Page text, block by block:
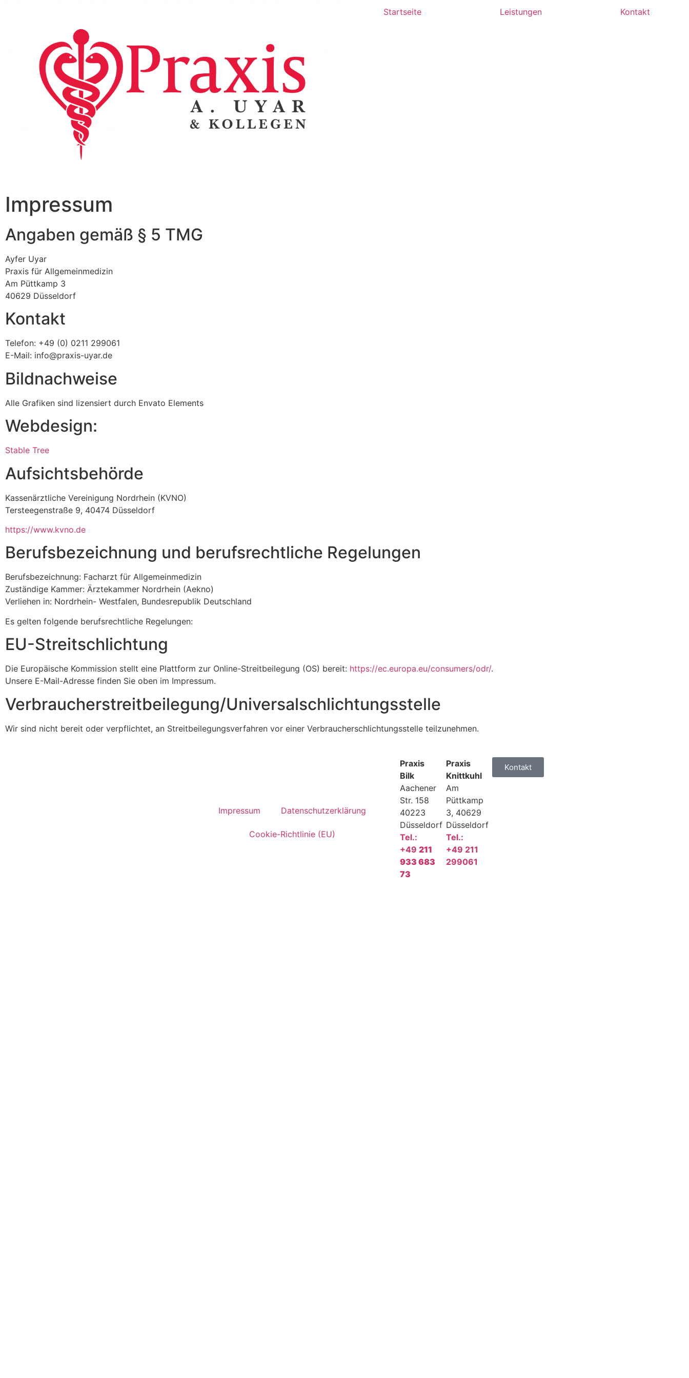
Startseite Leistungen Kontakt
Impressum
Angaben gemäß § 5 TMG
Ayfer Uyar
Praxis für Allgemeinmedizin
Am Püttkamp 3
40629 Düsseldorf
Kontakt
Telefon: +49 (0) 0211 299061
E-Mail: info@praxis-uyar.de
Bildnachweise
Alle Grafiken sind lizensiert durch Envato Elements
Webdesign:
Stable Tree
Aufsichtsbehörde
Kassenärztliche Vereinigung Nordrhein (KVNO)
Tersteegenstraße 9, 40474 Düsseldorf
https://www.kvno.de
Berufsbezeichnung und berufsrechtliche Regelungen
Berufsbezeichnung: Facharzt für Allgemeinmedizin
Zuständige Kammer: Ärztekammer Nordrhein (Aekno)
Verliehen in: Nordrhein- Westfalen, Bundesrepublik Deutschland
Es gelten folgende berufsrechtliche Regelungen:
EU-Streitschlichtung
Die Europäische Kommission stellt eine Plattform zur Online-Streitbeilegung (OS) bereit: https://ec.europa.eu/consumers/odr/.
Unsere E-Mail-Adresse finden Sie oben im Impressum.
Verbraucher­streit­beilegung/Universal­schlichtungs­stelle
Wir sind nicht bereit oder verpflichtet, an Streitbeilegungsverfahren vor einer Verbraucherschlichtungsstelle teilzunehmen.
Impressum Datenschutzerklärung
Cookie-Richtlinie (EU)
Praxis
Bilk
Aachener
Str. 158
40223
Düsseldorf
Tel.:
+49 211
933 683
73
Praxis
Knittkuhl
Am
Püttkamp
3, 40629
Düsseldorf
Tel.:
+49 211
299061
Kontakt